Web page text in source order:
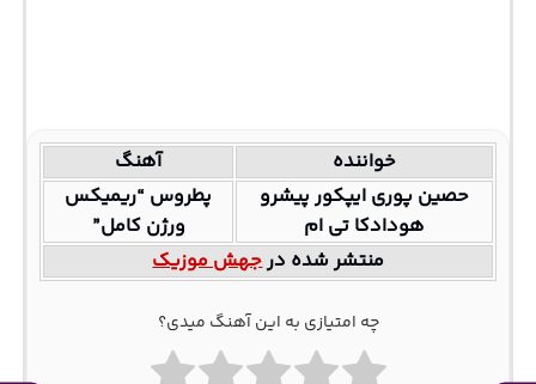
خواننده
آهنگ
حصین پوری ایپکور پیشرو
هودادکا تی ام
پطروس “ریمیکس
ورژن کامل”
منتشر شده درجهش موزیک
چه امتیازی به این آهنگ میدی؟